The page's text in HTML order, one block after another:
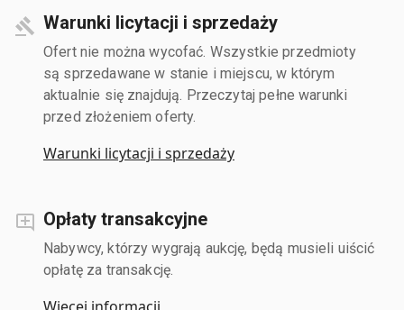
Warunki licytacji i sprzedaży
Ofert nie można wycofać. Wszystkie przedmioty
są sprzedawane w stanie i miejscu, w którym
aktualnie się znajdują. Przeczytaj pełne warunki
przed złożeniem oferty.
Warunki licytacji i sprzedaży
Opłaty transakcyjne
Nabywcy, którzy wygrają aukcję, będą musieli uiścić
opłatę za transakcję.